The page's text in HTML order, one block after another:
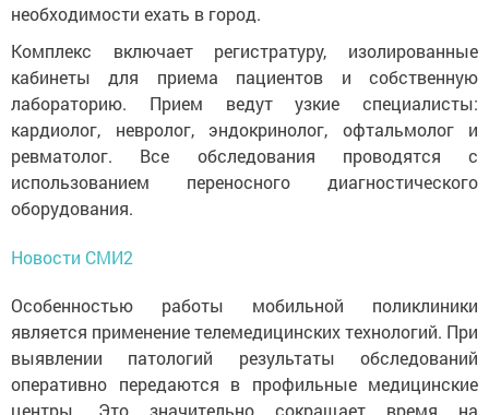
необходимости ехать в город.
Комплекс включает регистратуру, изолированные
кабинеты для приема пациентов и собственную
лабораторию. Прием ведут узкие специалисты:
кардиолог, невролог, эндокринолог, офтальмолог и
ревматолог. Все обследования проводятся с
использованием переносного диагностического
оборудования.
Новости СМИ2
Особенностью работы мобильной поликлиники
является применение телемедицинских технологий. При
выявлении патологий результаты обследований
оперативно передаются в профильные медицинские
центры. Это значительно сокращает время на